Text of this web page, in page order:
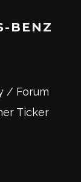
BENZ
/ Forum
Ticker